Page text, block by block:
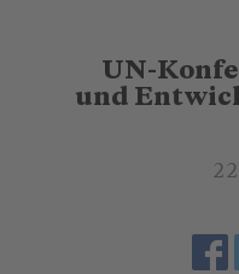
UN-
und